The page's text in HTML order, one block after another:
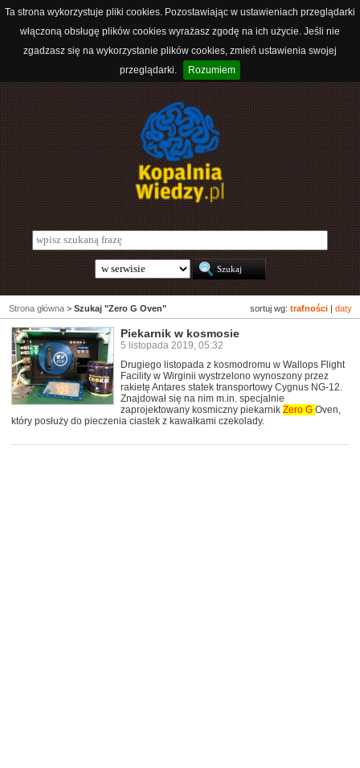
Ta strona wykorzystuje pliki cookies. Pozostawiając w ustawieniach przeglądarki
włączoną obsługę plików cookies wyrażasz zgodę na ich użycie. Jeśli nie
zgadzasz się na wykorzystanie plików cookies, zmień ustawienia swojej
przeglądarki.
Rozumiem
sortuj wg: trafności daty
Strona główna > Szukaj "Zero G Oven"
Piekarnik w kosmosie
5 listopada 2019, 05:32
Drugiego listopada z kosmodromu w Wallops Flight
Facility w Wirginii wystrzelono wynoszony przez
rakietę Antares statek transportowy Cygnus NG-12.
Znajdował się na nim m.in. specjalnie
zaprojektowany kosmiczny piekarnik Zero G Oven,
który posłuży do pieczenia ciastek z kawałkami czekolady.